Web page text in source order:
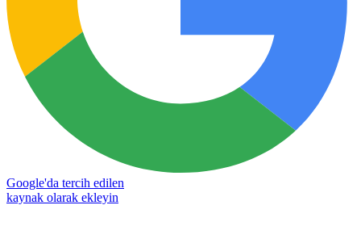
Google'da tercih edilen
kaynak olarak ekleyin